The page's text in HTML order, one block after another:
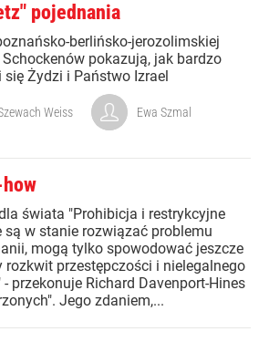
pojednania
berlińsko-jerozolimskiej
pokazują, jak bardzo
się Żydzi i Państwo Izrael
Weiss Ewa Szmal
świata "Prohibicja i restrykcyjne
są w stanie rozwiązać problemu
mogą tylko spowodować jeszcze
rozkwit przestępczości i nielegalnego
- przekonuje Richard Davenport-Hines
Jego zdaniem,...